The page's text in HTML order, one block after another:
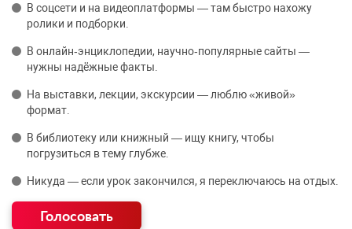
В соцсети и на видеоплатформы — там быстро нахожу
ролики и подборки.
В онлайн‑энциклопедии, научно‑популярные сайты —
нужны надёжные факты.
На выставки, лекции, экскурсии — люблю «живой»
формат.
В библиотеку или книжный — ищу книгу, чтобы
погрузиться в тему глубже.
Никуда — если урок закончился, я переключаюсь на отдых.